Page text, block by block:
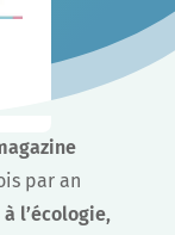
par an
l’écologie,